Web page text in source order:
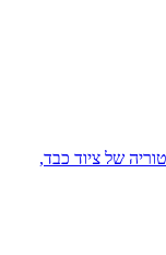
של ציוד כבד,